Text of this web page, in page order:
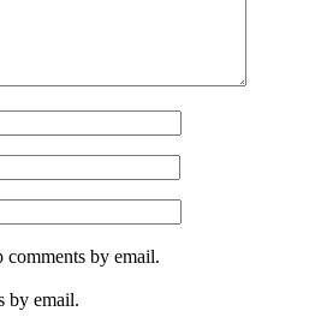
by email.
by email.